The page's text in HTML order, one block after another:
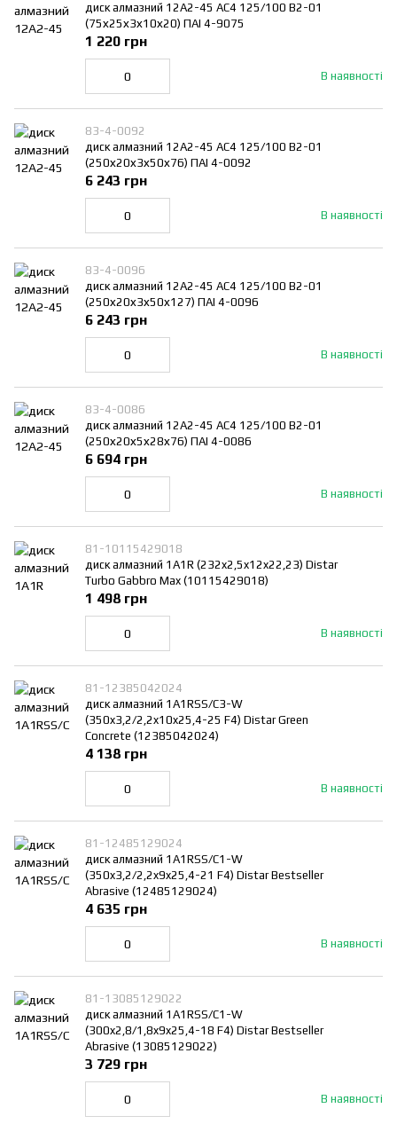
диск алмазний 12A2-45 АС4 125/100 В2-01
(75х25х3х10х20) ПАІ 4-9075
В наявності
1 220 грн
83-4-0092
диск алмазний 12A2-45 АС4 125/100 В2-01
(250х20х3х50х76) ПАІ 4-0092
В наявності
6 243 грн
83-4-0096
диск алмазний 12A2-45 АС4 125/100 В2-01
(250х20х3х50х127) ПАІ 4-0096
В наявності
6 243 грн
83-4-0086
диск алмазний 12A2-45 АС4 125/100 В2-01
(250х20х5х28х76) ПАІ 4-0086
В наявності
6 694 грн
81-10115429018
диск алмазний 1A1R (232x2,5x12x22,23) Distar
Turbo Gabbro Max (10115429018)
В наявності
1 498 грн
81-12385042024
диск алмазний 1A1RSS/C3-W
(350x3,2/2,2x10x25,4-25 F4) Distar Green
Concrete (12385042024)
В наявності
4 138 грн
81-12485129024
диск алмазний 1A1RSS/C1-W
(350x3,2/2,2x9x25,4-21 F4) Distar Bestseller
Abrasive (12485129024)
В наявності
4 635 грн
81-13085129022
диск алмазний 1A1RSS/C1-W
(300x2,8/1,8x9x25,4-18 F4) Distar Bestseller
Abrasive (13085129022)
В наявності
3 729 грн